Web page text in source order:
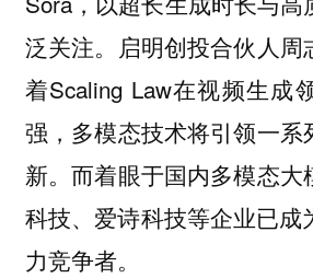
泛关注。启明创投合伙人周
着Scaling Law在视频生成
强，多模态技术将引领一系
新。而着眼于国内多模态大
科技、爱诗科技等企业已成
力竞争者。